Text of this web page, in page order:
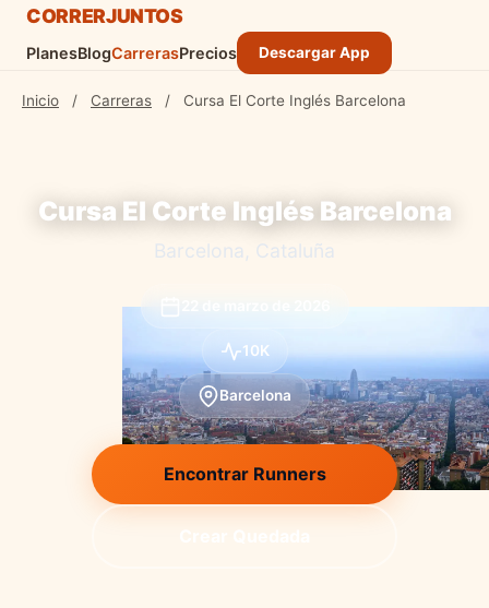
CORRERJUNTOS
PlanesBlogCarrerasPrecios Descargar App
Inicio / Carreras / Cursa El Corte Inglés Barcelona
Cursa El Corte Inglés Barcelona
Barcelona, Cataluña
10K
Barcelona
Encontrar Runners